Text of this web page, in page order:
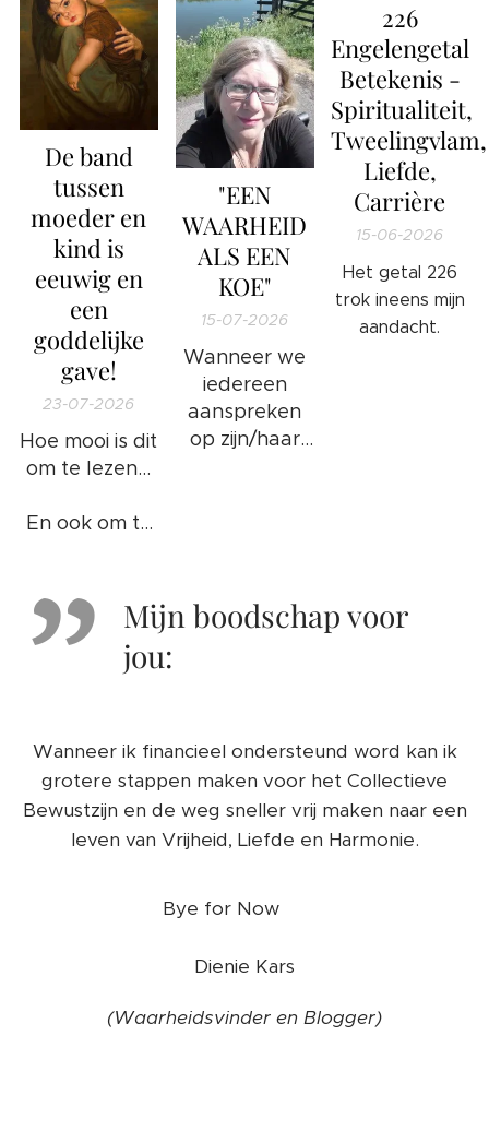
De band
tussen
moeder en
kind is
eeuwig en
een
goddelijke
gave!
23-07-2026
Hoe mooi is dit
om te lezen...
En ook om te
"EEN
WAARHEID
ALS EEN
KOE"
15-07-2026
Wanneer we
iedereen
aanspreken
op zijn/haar
komt het
goed: 100%
226
Engelengetal
Betekenis -
Spiritualiteit,
Tweelingvlam,
Liefde,
Carrière
15-06-2026
Het getal 226
trok ineens mijn
aandacht.
Mijn boodschap voor
jou:
Wanneer ik financieel ondersteund word kan ik
grotere stappen maken voor het Collectieve
Bewustzijn en de weg sneller vrij maken naar een
leven van Vrijheid, Liefde en Harmonie.
Bye for Now
Dienie Kars
(Waarheidsvinder en Blogger)